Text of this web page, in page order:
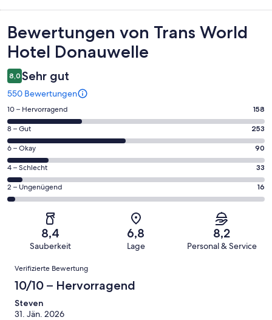
Bewertungen
Bewertungen von Trans World
Hotel Donauwelle
8,0 Sehr gut
550 Bewertungen
158
von
insgesamt
550
Gästebewertungen
haben
eine
Bewertung
Hervorragend
10 – Hervorragend 158
253
von
insgesamt
550
Gästebewertungen
haben
Bewertung
Gut
8 – Gut 253
90
von
insgesamt
550
Gästebewertungen
Bewertung
Okay
6 – Okay 90
33
von
insgesamt
Gästebewertungen
von
Schlecht
4 – Schlecht 33
16
von
insgesamt
Gästebewertungen
haben
eine
von
2 – Ungenügend 16
8,4
Sauberkeit
6,8
Lage
8,2
Personal & Service
Bewertungen
Verifizierte Bewertung
10/10 – Hervorragend
Steven
31. Jän. 2026